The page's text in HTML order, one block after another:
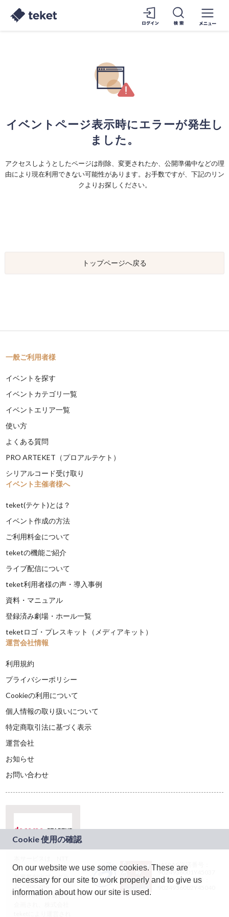
イベントページ表示時にエラーが発生し
ました。
アクセスしようとしたページは削除、変更されたか、公開準備中などの理
由により現在利用できない可能性があります。お手数ですが、下記のリン
クよりお探しください。
トップページへ戻る
一般ご利用者様
イベントを探す
イベントカテゴリ一覧
イベントエリア一覧
使い方
よくある質問
PRO ARTEKET（プロアルテケト）
シリアルコード受け取り
イベント主催者様へ
teket(テケト)とは？
イベント作成の方法
ご利用料金について
teketの機能ご紹介
ライブ配信について
teket利用者様の声・導入事例
資料・マニュアル
登録済み劇場・ホール一覧
teketロゴ・プレスキット（メディアキット）
運営会社情報
利用規約
プライバシーポリシー
Cookieの利用について
個人情報の取り扱いについて
特定商取引法に基づく表示
運営会社
お知らせ
お問い合わせ
ドコモグループの新
規事業創出プログラ
ム「docomo
STARTUP」を通じて
JASRAC許諾番号：
9024936001Y45037
JASRAC許諾番号：
On our website we use some cookies. These are
necessary for our site to work properly and to give us
information about how our site is used.